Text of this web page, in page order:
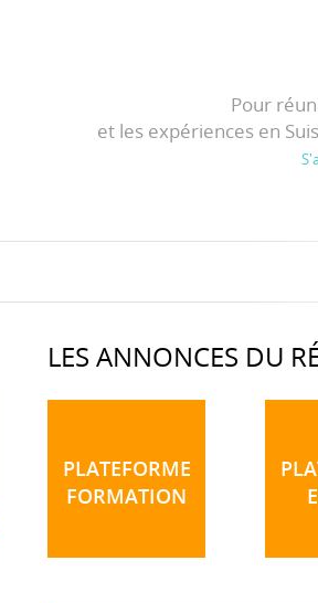
Pour
et les expériences en
LES ANNONCES DU
PLATEFORME
FORMATION